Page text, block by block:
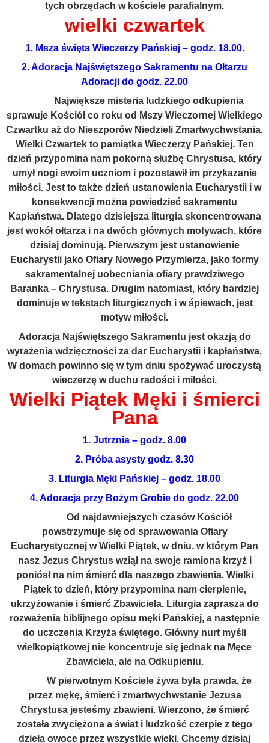
tych obrzędach w kościele parafialnym.
wielki czwartek
1. Msza święta Wieczerzy Pańskiej – godz. 18.00.
2. Adoracja Najświętszego Sakramentu na Ołtarzu
Adoracji do godz. 22.00
Największe misteria ludzkiego odkupienia
sprawuje Kościół co roku od Mszy Wieczornej Wielkiego
Czwartku aż do Nieszporów Niedzieli Zmartwychwstania.
Wielki Czwartek to pamiątka Wieczerzy Pańskiej. Ten
dzień przypomina nam pokorną służbę Chrystusa, który
umył nogi swoim uczniom i pozostawił im przykazanie
miłości. Jest to także dzień ustanowienia Eucharystii i w
konsekwencji można powiedzieć sakramentu
Kapłaństwa. Dlatego dzisiejsza liturgia skoncentrowana
jest wokół ołtarza i na dwóch głównych motywach, które
dzisiaj dominują. Pierwszym jest ustanowienie
Eucharystii jako Ofiary Nowego Przymierza, jako formy
sakramentalnej uobecniania ofiary prawdziwego
Baranka – Chrystusa. Drugim natomiast, który bardziej
dominuje w tekstach liturgicznych i w śpiewach, jest
motyw miłości.
Adoracja Najświętszego Sakramentu jest okazją do
wyrażenia wdzięczności za dar Eucharystii i kapłaństwa.
W domach powinno się w tym dniu spożywać uroczystą
wieczerzę w duchu radości i miłości.
Wielki Piątek Męki i śmierci
Pana
1. Jutrznia – godz. 8.00
2. Próba asysty godz. 8.30
3. Liturgia Męki Pańskiej – godz. 18.00
4. Adoracja przy Bożym Grobie do godz. 22.00
Od najdawniejszych czasów Kościół
powstrzymuje się od sprawowania Ofiary
Eucharystycznej w Wielki Piątek, w dniu, w którym Pan
nasz Jezus Chrystus wziął na swoje ramiona krzyż i
poniósł na nim śmierć dla naszego zbawienia. Wielki
Piątek to dzień, który przypomina nam cierpienie,
ukrzyżowanie i śmierć Zbawiciela. Liturgia zaprasza do
rozważenia biblijnego opisu męki Pańskiej, a następnie
do uczczenia Krzyża świętego. Główny nurt myśli
wielkopiątkowej nie koncentruje się jednak na Męce
Zbawiciela, ale na Odkupieniu.
W pierwotnym Kościele żywa była prawda, że
przez mękę, śmierć i zmartwychwstanie Jezusa
Chrystusa jesteśmy zbawieni. Wierzono, że śmierć
została zwyciężona a świat i ludzkość czerpie z tego
dzieła owoce przez wszystkie wieki. Chcemy dzisiaj